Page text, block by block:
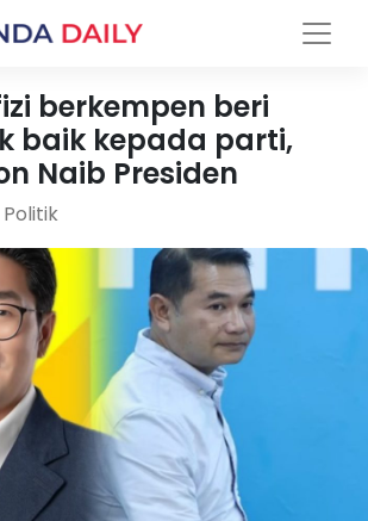
berkempen beri
baik kepada parti,
Naib Presiden
Politik